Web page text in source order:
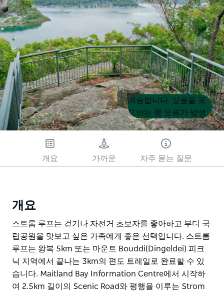
Product
List
Product
List
죄송합니다. 상품을 로
드하는 중 오류가 발생
했습니다. 나중에 다시
시도해 주세요.
개요 가까운 자주 묻는 질문
개요
스트롬 루프는 걷기나 자전거 초보자를 좋아하고 부디 국
립공원을 맛보고 싶은 가족에게 좋은 선택입니다. 스트롬
루프는 왕복 5km 또는 마운트 Bouddi(Dingeldei) 피크
닉 지역에서 끝나는 3km의 편도 트레일로 완료할 수 있
습니다. Maitland Bay Information Centre에서 시작하
여 2.5km 길이의 Scenic Road와 평행을 이루는 Strom